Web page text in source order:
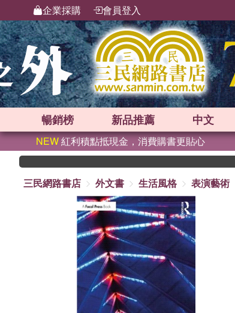
企業採購 會員登入
暢銷榜 新品推薦 中文
NEW紅利積點抵現金，消費購書更貼心
三民網路書店
外文書 生活風格 表演藝術